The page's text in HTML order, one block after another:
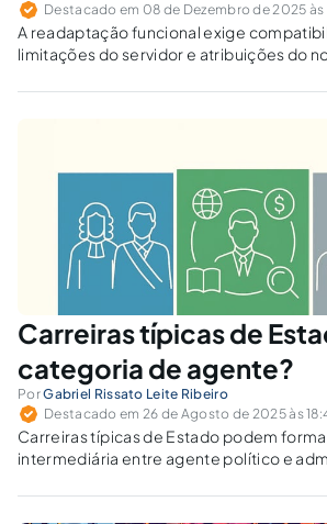
Destacado em 08 de Dezembro de 2025 às
A readaptação funcional exige
limitações do servidor e atribuições do
Quais são os limites jurídicos para mudar
Carreiras típicas de
categoria de agente?
PorGabriel Rissato Leite Ribeiro
Destacado em 26 de Agosto de 2025 às
Carreiras típicas de Estado podem
intermediária entre agente político e
comuns?